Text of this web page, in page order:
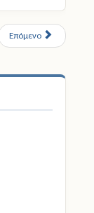
Επόμενο